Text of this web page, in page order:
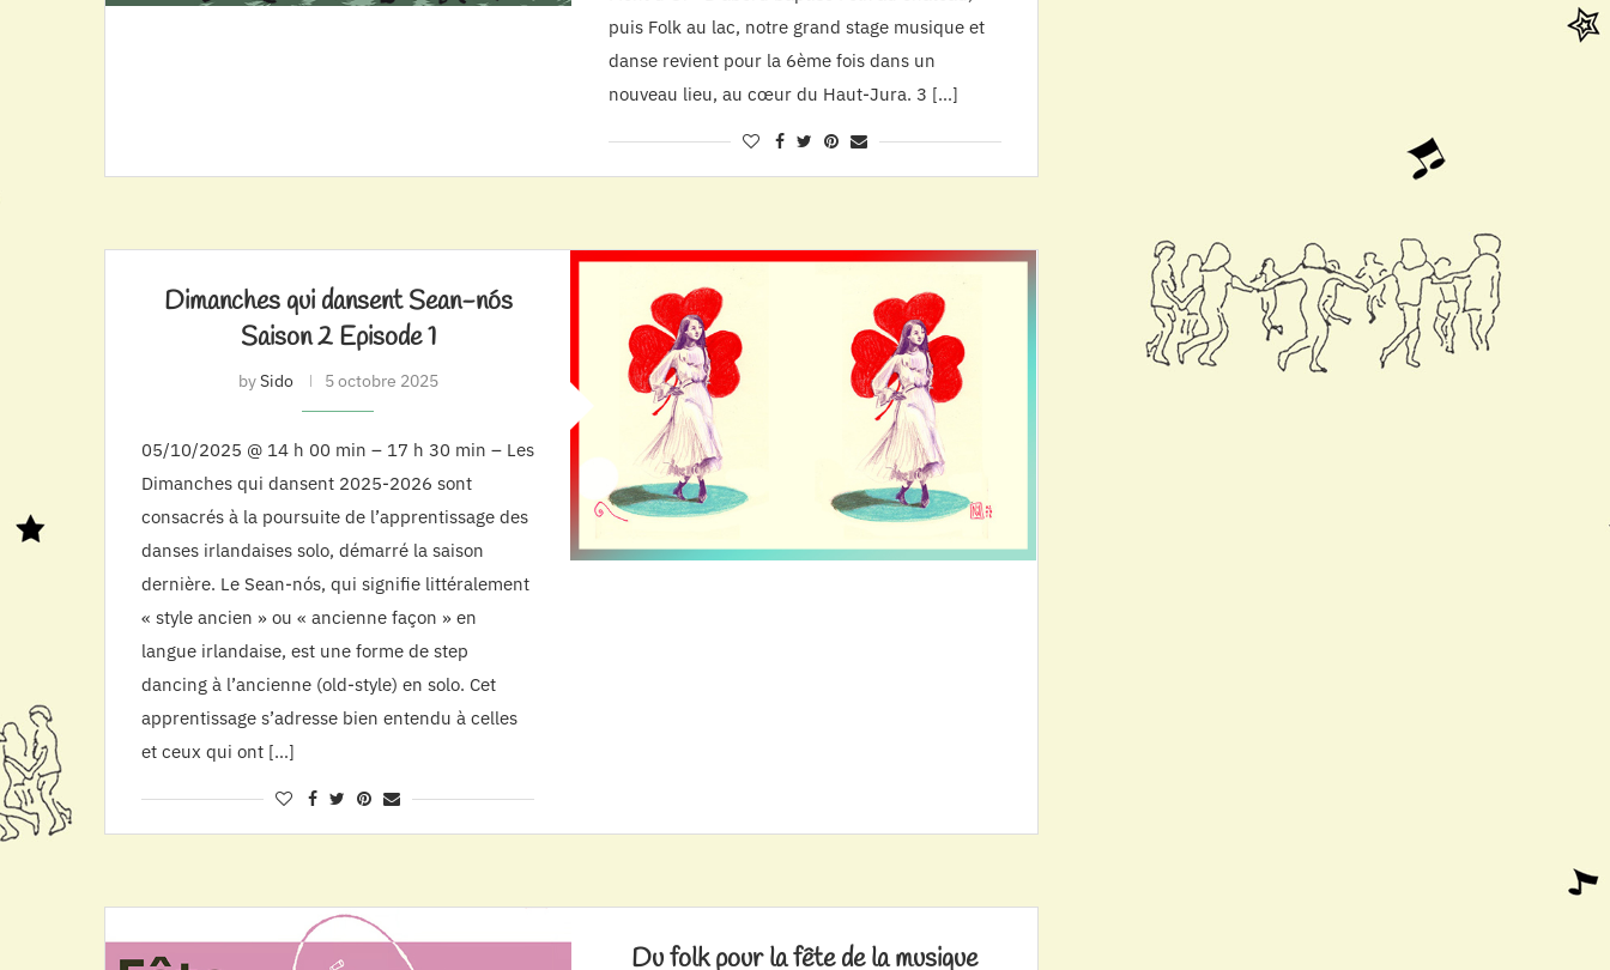
puis Folk au lac, notre grand stage musique et
danse revient pour la 6ème fois dans un
nouveau lieu, au cœur du Haut-Jura. 3 […]
Dimanches qui dansent Sean-nós
Saison 2 Episode 1
bySido 5 octobre 2025
05/10/2025 @ 14 h 00 min – 17 h 30 min – Les
Dimanches qui dansent 2025-2026 sont
consacrés à la poursuite de l’apprentissage des
danses irlandaises solo, démarré la saison
dernière. Le Sean-nós, qui signifie littéralement
« style ancien » ou « ancienne façon » en
langue irlandaise, est une forme de step
dancing à l’ancienne (old-style) en solo. Cet
apprentissage s’adresse bien entendu à celles
et ceux qui ont […]
Du folk pour la fête de la musique